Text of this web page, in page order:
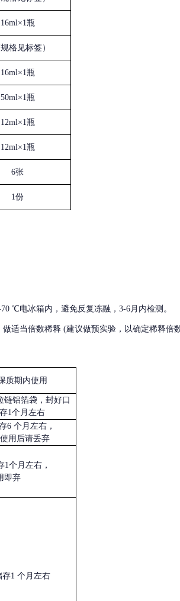
16ml×1瓶
格见标签）
16ml×1瓶
50ml×1瓶
12ml×1瓶
12ml×1瓶
6张
1份
℃电冰箱内，避免反复冻融，3-6月内检测。
做适当倍数稀释 (建议做预实验，以确定稀释倍数
质期内使用
链铝箔袋，封好口
1个月左右
6 个月左右，
用后请丢弃
个月左右，
即弃
1 个月左右